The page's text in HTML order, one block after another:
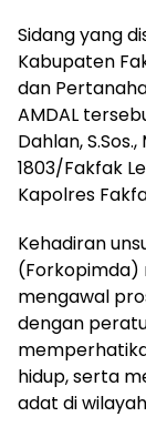
Sidang yang
Kabupaten
dan
AMDAL
Dahlan,
1803/Fakfak
Kapolres
Kehadiran
(Forkopimda)
mengawal
dengan
hidup, serta
adat di